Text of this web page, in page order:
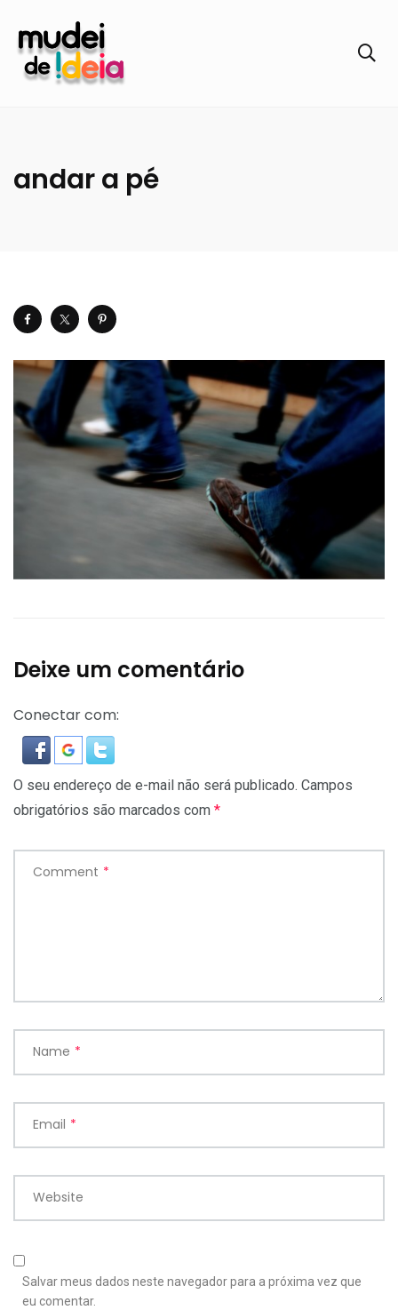
andar a pé
Deixe um comentário
Conectar com:
O seu endereço de e-mail não será publicado. Campos
obrigatórios são marcados com *
Comment *
Name *
Email *
Website
Salvar meus dados neste navegador para a próxima vez que
eu comentar.